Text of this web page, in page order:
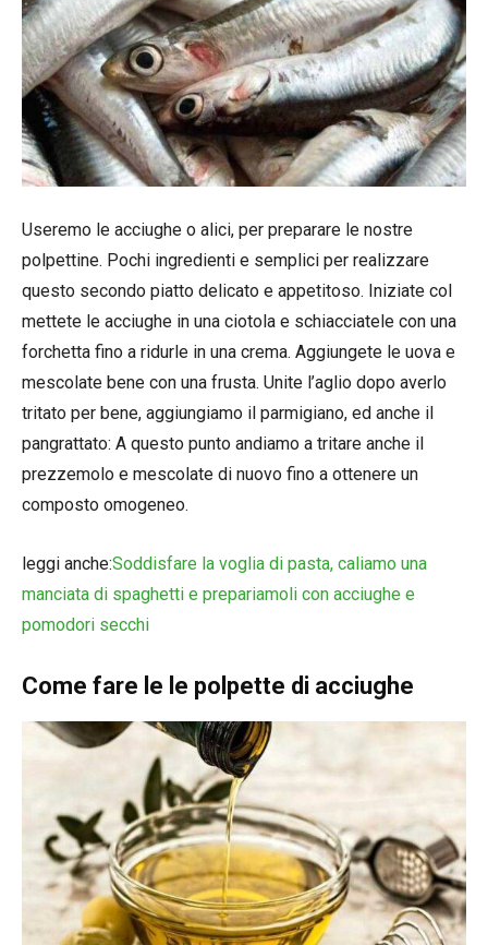
Useremo le acciughe o alici, per preparare le nostre
polpettine. Pochi ingredienti e semplici per realizzare
questo secondo piatto delicato e appetitoso. Iniziate col
mettete le acciughe in una ciotola e schiacciatele con una
forchetta fino a ridurle in una crema. Aggiungete le uova e
mescolate bene con una frusta. Unite l’aglio dopo averlo
tritato per bene, aggiungiamo il parmigiano, ed anche il
pangrattato: A questo punto andiamo a tritare anche il
prezzemolo e mescolate di nuovo fino a ottenere un
composto omogeneo.
leggi anche:Soddisfare la voglia di pasta, caliamo una
manciata di spaghetti e prepariamoli con acciughe e
pomodori secchi
Come fare le le polpette di acciughe